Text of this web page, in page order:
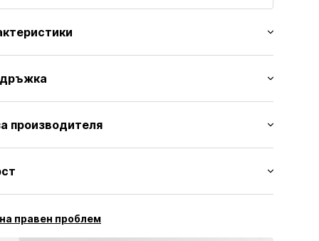
80% Полиамид, 20% Еластан
производителя
правен проблем